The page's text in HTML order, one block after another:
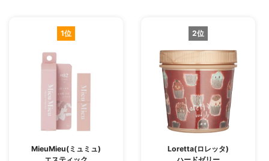
1位
MieuMieu(ミュミュ)
2位
Loretta(ロレッタ)